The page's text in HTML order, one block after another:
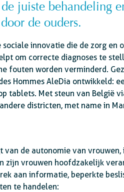
juiste behandeling
door de ouders.
innovatie die de zorg en
om correcte diagnoses te
fouten worden verminderd.
Hommes AleDia ontwikkeld:
tablets. Met steun van België
districten, met name in
de autonomie van
zijn vrouwen hoofdzakelijk
aan informatie, beperkte
te handelen: